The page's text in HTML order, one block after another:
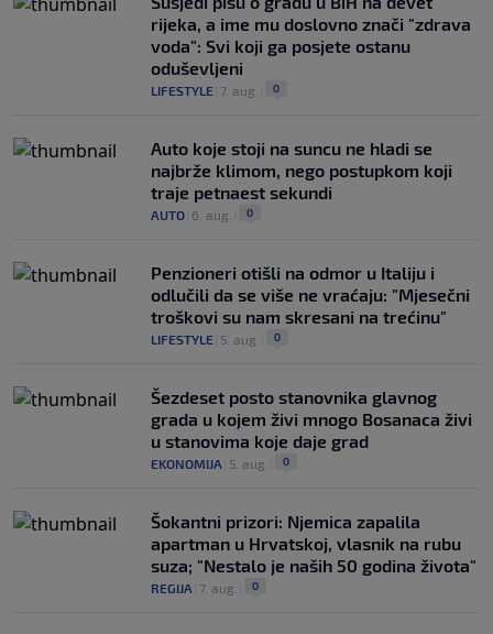
rijeka, a ime mu doslovno znači "zdrava
voda": Svi koji ga posjete ostanu
oduševljeni
LIFESTYLE 7. aug. 0
Auto koje stoji na suncu ne hladi se
najbrže klimom, nego postupkom koji
traje petnaest sekundi
AUTO 6. aug. 0
Penzioneri otišli na odmor u Italiju i
odlučili da se više ne vraćaju: "Mjesečni
troškovi su nam skresani na trećinu"
LIFESTYLE 5. aug. 0
Šezdeset posto stanovnika glavnog
grada u kojem živi mnogo Bosanaca živi
u stanovima koje daje grad
EKONOMIJA 5. aug. 0
Šokantni prizori: Njemica zapalila
apartman u Hrvatskoj, vlasnik na rubu
suza; "Nestalo je naših 50 godina života"
REGIJA 7. aug. 0